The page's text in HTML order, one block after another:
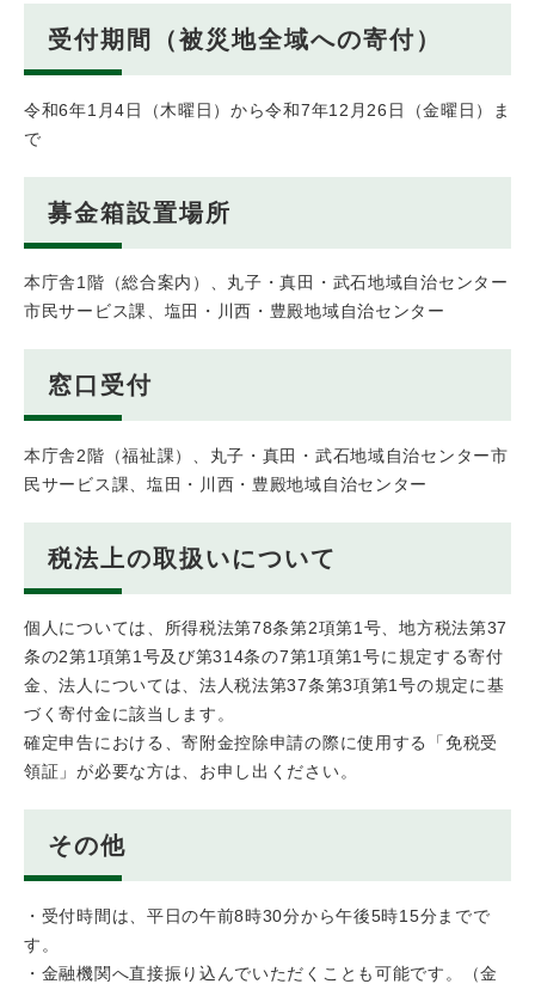
受付期間（被災地全域への寄付）
令和6年1月4日（木曜日）から令和7年12月26日（金曜日）ま
で
募金箱設置場所
本庁舎1階（総合案内）、丸子・真田・武石地域自治センター
市民サービス課、塩田・川西・豊殿地域自治センター
窓口受付
本庁舎2階（福祉課）、丸子・真田・武石地域自治センター市
民サービス課、塩田・川西・豊殿地域自治センター
税法上の取扱いについて
個人については、所得税法第78条第2項第1号、地方税法第37
条の2第1項第1号及び第314条の7第1項第1号に規定する寄付
金、法人については、法人税法第37条第3項第1号の規定に基
づく寄付金に該当します。
確定申告における、寄附金控除申請の際に使用する「免税受
領証」が必要な方は、お申し出ください。
その他
・受付時間は、平日の午前8時30分から午後5時15分までで
す。
・金融機関へ直接振り込んでいただくことも可能です。（金